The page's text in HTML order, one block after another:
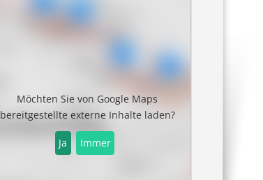
Möchten Sie von Google Maps
bereitgestellte externe Inhalte laden?
Ja Immer